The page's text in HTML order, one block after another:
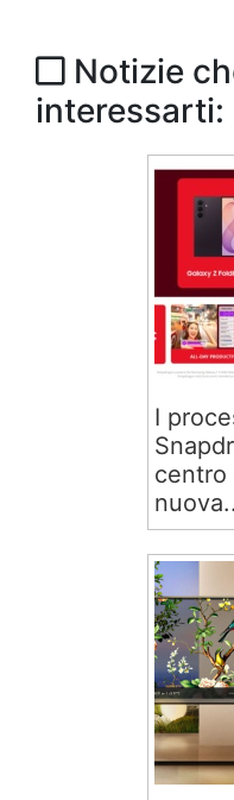
Notizie
interessarti:
I
centro